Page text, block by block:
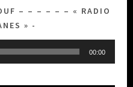
– – – – – – « RADIO
»
00:00